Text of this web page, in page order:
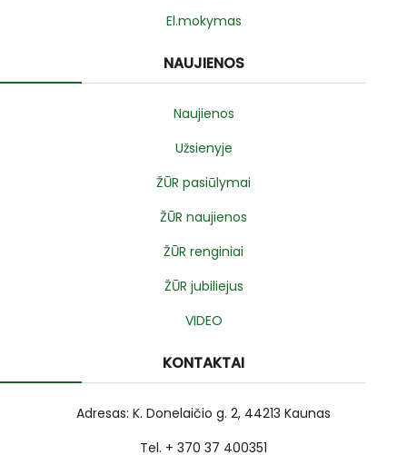
El.mokymas
NAUJIENOS
Naujienos
Užsienyje
ŽŪR pasiūlymai
ŽŪR naujienos
ŽŪR renginiai
ŽŪR jubiliejus
VIDEO
KONTAKTAI
Adresas: K. Donelaičio g. 2, 44213 Kaunas
Tel. + 370 37 400351